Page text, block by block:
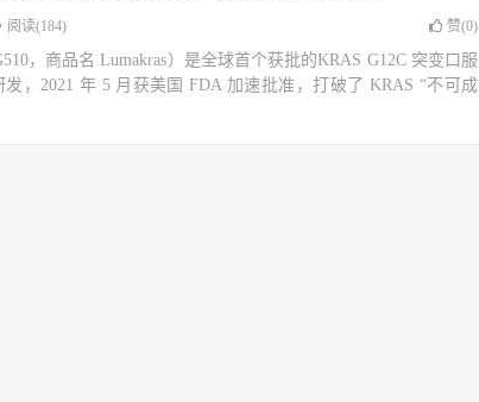
阅读(184) 赞(0)
，商品名 Lumakras）是全球首个获批的KRAS G12C 突变口服
，2021 年 5 月获美国 FDA 加速批准，打破了 KRAS “不可成